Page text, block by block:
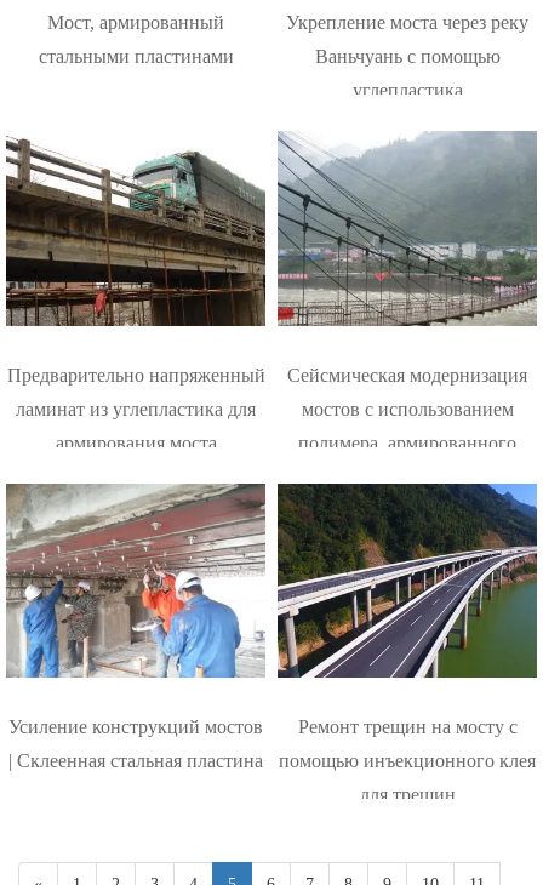
Мост, армированный
стальными пластинами
Укрепление моста через реку
Ваньчуань с помощью
углепластика
Предварительно напряженный
ламинат из углепластика для
армирования моста
Сейсмическая модернизация
мостов с использованием
полимера, армированного
Усиление конструкций мостов
| Склеенная стальная пластина
Ремонт трещин на мосту с
помощью инъекционного клея
для трещин